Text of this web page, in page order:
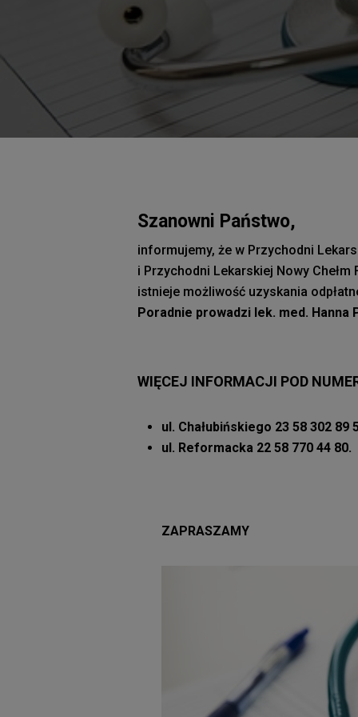
Szanowni Państwo,
informujemy, że w Przychodni
i Przychodni Lekarskiej Nowy
istnieje możliwość uzyskania
Poradnie prowadzi lek. med.
WIĘCEJ INFORMACJI POD
ul. Chałubińskiego 23 58 302 89
ul. Reformacka 22 58 770 44 80.
ZAPRASZAMY